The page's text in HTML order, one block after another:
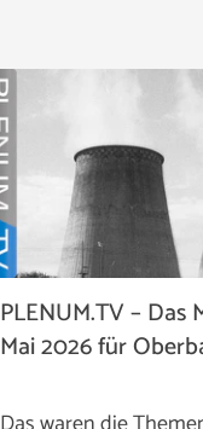
PLENUM.TV – Das
Mai 2026 für